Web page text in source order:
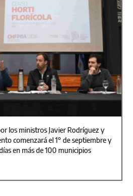
los ministros Javier Rodríguez y
comenzará el 1° de septiembre y
en más de 100 municipios